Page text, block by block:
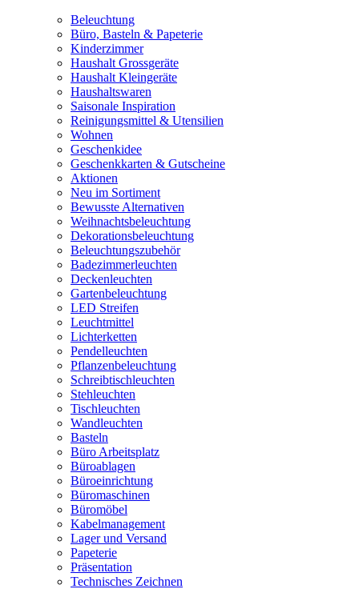
Beleuchtung
Büro, Basteln & Papeterie
Kinderzimmer
Haushalt Grossgeräte
Haushalt Kleingeräte
Haushaltswaren
Saisonale Inspiration
Reinigungsmittel & Utensilien
Wohnen
Geschenkidee
Geschenkkarten & Gutscheine
Aktionen
Neu im Sortiment
Bewusste Alternativen
Weihnachtsbeleuchtung
Dekorationsbeleuchtung
Beleuchtungszubehör
Badezimmerleuchten
Deckenleuchten
Gartenbeleuchtung
LED Streifen
Leuchtmittel
Lichterketten
Pendelleuchten
Pflanzenbeleuchtung
Schreibtischleuchten
Stehleuchten
Tischleuchten
Wandleuchten
Basteln
Büro Arbeitsplatz
Büroablagen
Büroeinrichtung
Büromaschinen
Büromöbel
Kabelmanagement
Lager und Versand
Papeterie
Präsentation
Technisches Zeichnen